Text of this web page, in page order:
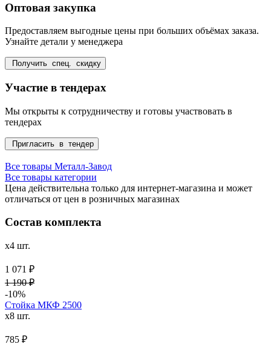
Оптовая закупка
Предоставляем выгодные цены при больших объёмах заказа.
Узнайте детали у менеджера
Получить спец. скидку
Участие в тендерах
Мы открыты к сотрудничеству и готовы участвовать в
тендерах
Пригласить в тендер
Все товары Металл-Завод
Все товары категории
Цена действительна только для интернет-магазина и может
отличаться от цен в розничных магазинах
Состав комплекта
x4 шт.
1 071 ₽
1 190 ₽
-10%
Стойка МКФ 2500
x8 шт.
785 ₽